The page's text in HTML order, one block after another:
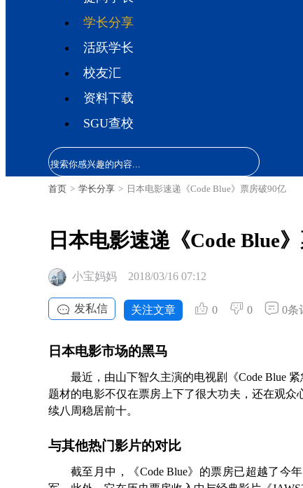
学长分享
活跃学长
校友汇
资料下载
SGU查校
首页 > 学长分享 > 日本电影速递《Code Blue》票房破90亿
日本电影速递《Code Blue
小宝妈妈 2018/03/16 07:12
发私信 关注文章 0 0 0条
日本电影市场的黑马
最近，由山下智久主演的电视剧《Code Blue
题材的电影不仅在票房上下了很大功夫，还在观
续八周稳居前十。
与其他热门影片的对比
截至月中，《Code Blue》的票房已超越了今